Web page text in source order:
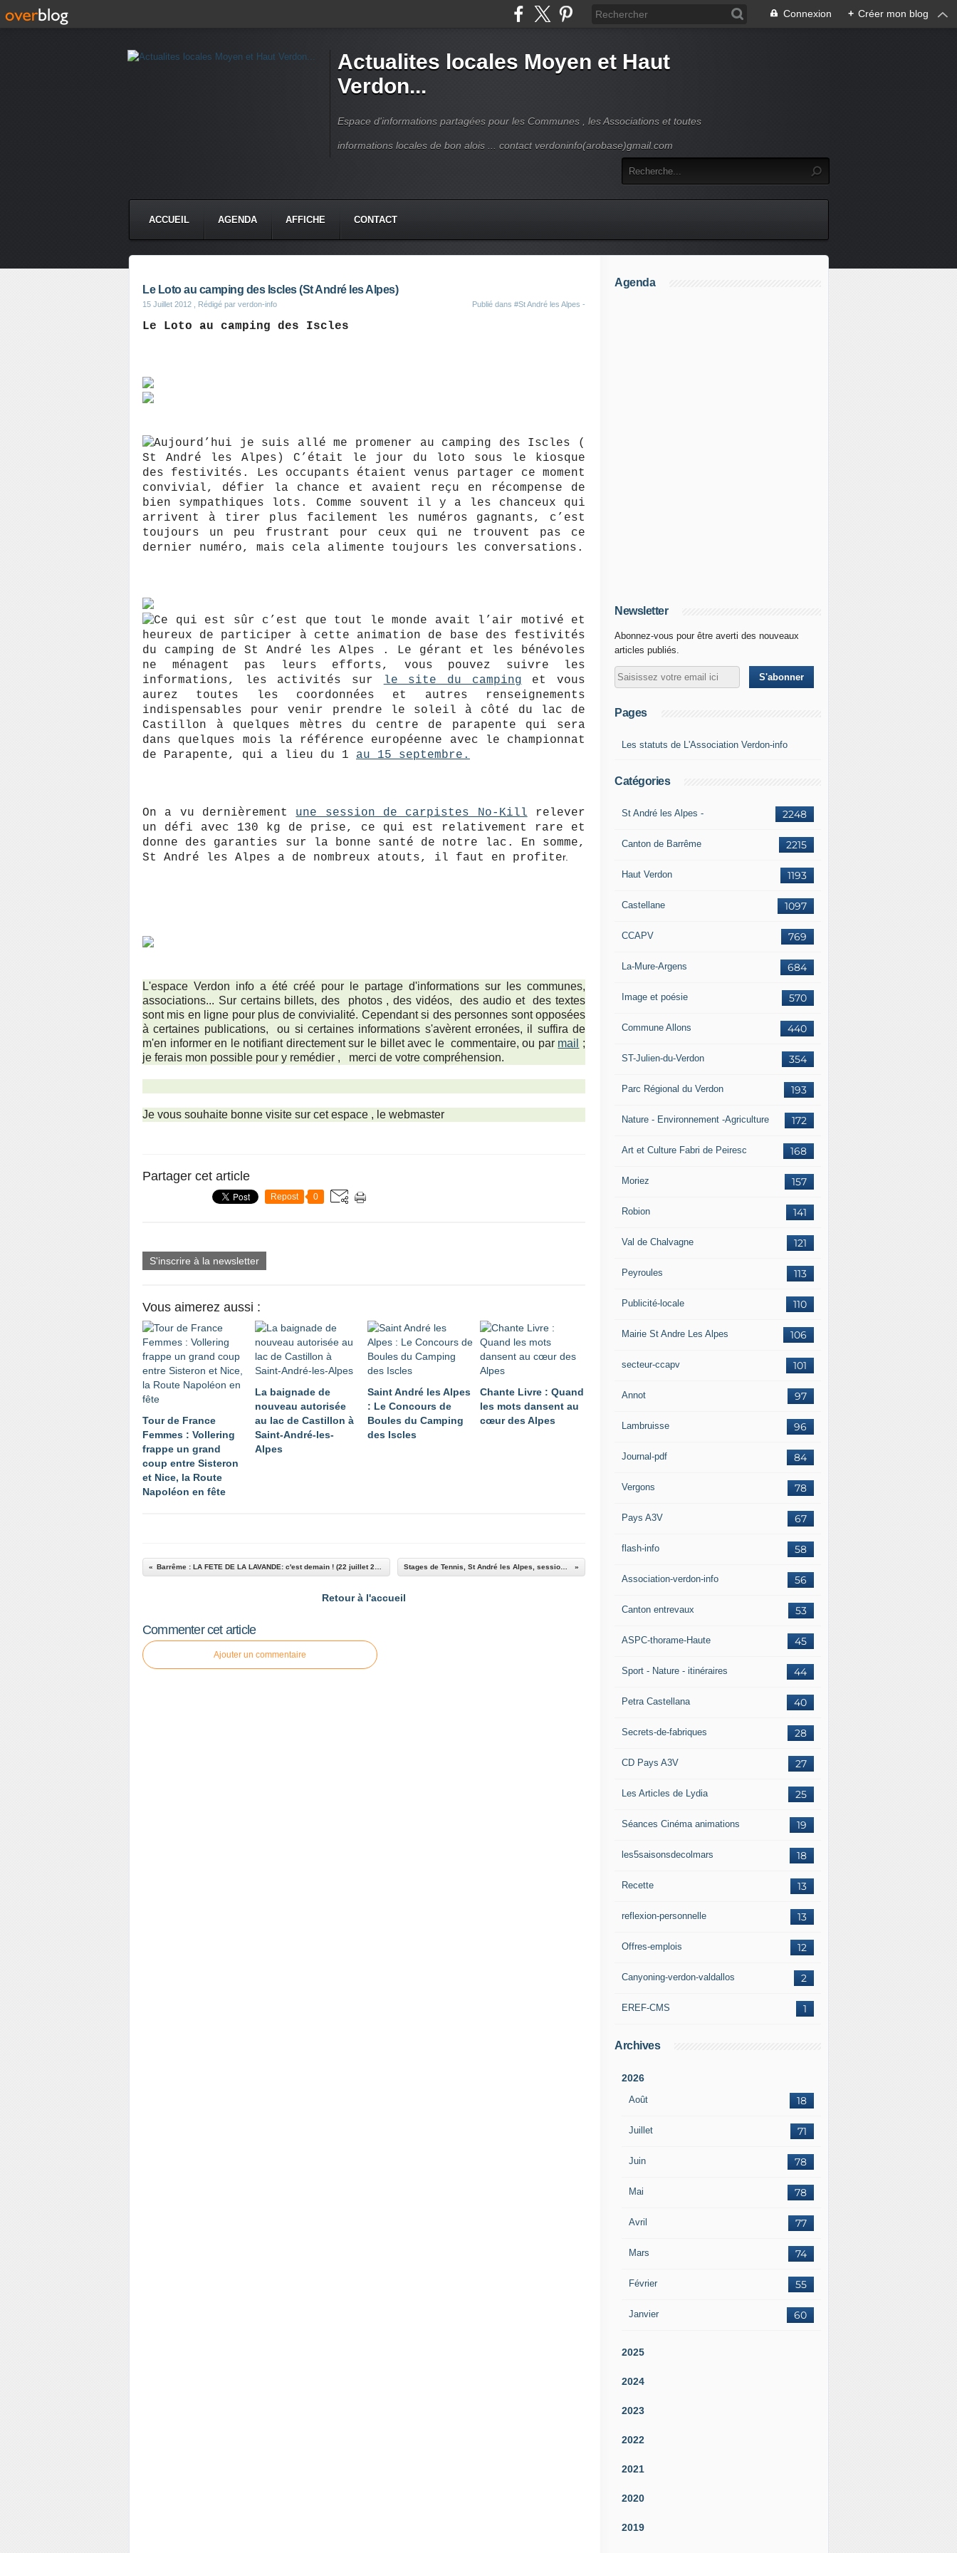
Connexion + Créer mon blog
Actualites locales Moyen et Haut
Verdon...
Espace d'informations partagées pour les Communes , les Associations et toutes
informations locales de bon alois ... contact verdoninfo(arobase)gmail.com
ACCUEIL AGENDA AFFICHE CONTACT
Le Loto au camping des Iscles (St André les Alpes)
15 Juillet 2012 , Rédigé par verdon-info Publié dans #St André les Alpes -
Le Loto au camping des Iscles
Aujourd’hui je suis allé me promener au camping des Iscles (
St André les Alpes) C’était le jour du loto sous le kiosque
des festivités. Les occupants étaient venus partager ce moment
convivial, défier la chance et avaient reçu en récompense de
bien sympathiques lots. Comme souvent il y a les chanceux qui
arrivent à tirer plus facilement les numéros gagnants, c’est
toujours un peu frustrant pour ceux qui ne trouvent pas ce
dernier numéro, mais cela alimente toujours les conversations.
Ce qui est sûr c’est que tout le monde avait l’air motivé et
heureux de participer à cette animation de base des festivités
du camping de St André les Alpes . Le gérant et les bénévoles
ne ménagent pas leurs efforts, vous pouvez suivre les
informations, les activités sur
le site du camping et vous
aurez toutes les coordonnées et autres renseignements
indispensables pour venir prendre le soleil à côté du lac de
Castillon à quelques mètres du centre de parapente qui sera
dans quelques mois la référence européenne avec le championnat
de Parapente, qui a lieu du 1 au 15 septembre.
On a vu dernièrement une session de carpistes No-Kill relever
un défi avec 130 kg de prise, ce qui est relativement rare et
donne des garanties sur la bonne santé de notre lac. En somme,
St André les Alpes a de nombreux atouts, il faut en profiter.
L'espace Verdon info a été créé pour le partage d'informations sur les communes,
associations... Sur certains billets, des photos , des vidéos, des audio et des textes
sont mis en ligne pour plus de convivialité. Cependant si des personnes sont opposées
à certaines publications, ou si certaines informations s'avèrent erronées, il suffira de
m'en informer en le notifiant directement sur le billet avec le commentaire, ou par mail
;
je ferais mon possible pour y remédier ,
merci de votre compréhension.
Je vous souhaite bonne visite sur cet espace , le webmaster
Partager cet article
Repost 0
S'inscrire à la newsletter
Vous aimerez aussi :
Tour de France
Femmes : Vollering
frappe un grand
coup entre Sisteron
et Nice, la Route
Napoléon en fête
La baignade de
nouveau autorisée
au lac de Castillon à
Saint-André-les-
Alpes
Saint André les Alpes
: Le Concours de
Boules du Camping
des Iscles
Chante Livre : Quand
les mots dansent au
cœur des Alpes
Retour à l'accueil
Commenter cet article
Ajouter un commentaire
Agenda
Newsletter
Abonnez-vous pour être averti des nouveaux
articles publiés.
Pages
Les statuts de L'Association Verdon-info
Catégories
2248
St André les Alpes -
2215
Canton de Barrême
1193
Haut Verdon
1097
Castellane
769
CCAPV
684
La-Mure-Argens
570
Image et poésie
440
Commune Allons
354
ST-Julien-du-Verdon
193
Parc Régional du Verdon
172
Nature - Environnement -Agriculture
168
Art et Culture Fabri de Peiresc
157
Moriez
141
Robion
121
Val de Chalvagne
113
Peyroules
110
Publicité-locale
106
Mairie St Andre Les Alpes
101
secteur-ccapv
97
Annot
96
Lambruisse
84
Journal-pdf
78
Vergons
67
Pays A3V
58
flash-info
56
Association-verdon-info
53
Canton entrevaux
45
ASPC-thorame-Haute
44
Sport - Nature - itinéraires
40
Petra Castellana
28
Secrets-de-fabriques
27
CD Pays A3V
25
Les Articles de Lydia
19
Séances Cinéma animations
18
les5saisonsdecolmars
13
Recette
13
reflexion-personnelle
12
Offres-emplois
2
Canyoning-verdon-valdallos
1
EREF-CMS
Archives
2026
Août 18
Juillet 71
Juin 78
Mai 78
Avril 77
Mars 74
Février 55
Janvier 60
2025
2024
2023
2022
2021
2020
2019